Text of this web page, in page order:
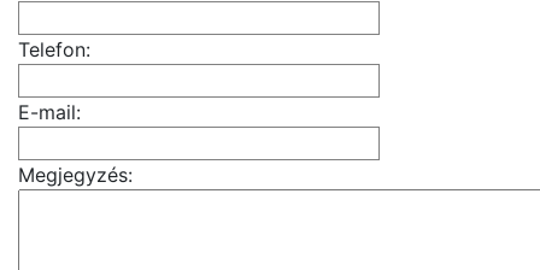
Telefon:
E-mail:
Megjegyzés: